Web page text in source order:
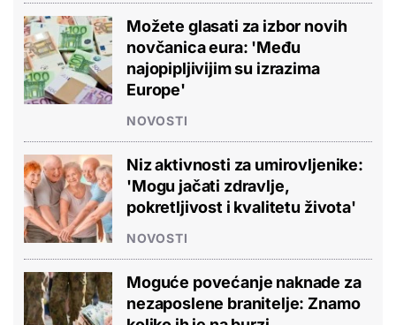
Možete glasati za izbor novih
novčanica eura: 'Među
najopipljivijim su izrazima
Europe'
NOVOSTI
Niz aktivnosti za umirovljenike:
'Mogu jačati zdravlje,
pokretljivost i kvalitetu života'
NOVOSTI
Moguće povećanje naknade za
nezaposlene branitelje: Znamo